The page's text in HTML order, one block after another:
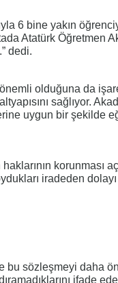
6 bine yakın
Atatürk Öğretmen
dedi.
olduğuna da
sağlıyor.
uygun bir şekilde
korunması
iradeden
bu sözleşmeyi daha
ifade